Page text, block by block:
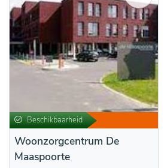
Beschikbaarheid
Woonzorgcentrum De
Maaspoorte